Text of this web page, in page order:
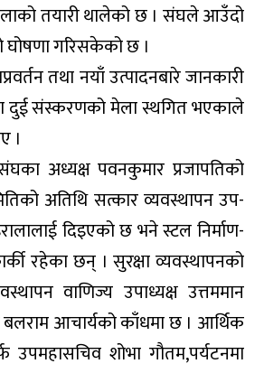
तयारी थालेको छ । संघले आउँदो
घोषणा गरिसकेको छ ।
तथा नयाँ उत्पादनबारे जानकारी
दुई संस्करणको मेला स्थगित भएकाले
।
अध्यक्ष पवनकुमार प्रजापतिको
अतिथि सत्कार व्यवस्थापन उप-
दिइएको छ भने स्टल निर्माण-
रहेका छन् । सुरक्षा व्यवस्थापनको
वाणिज्य उपाध्यक्ष उत्तममान
बलराम आचार्यको काँधमा छ । आर्थिक
उपमहासचिव शोभा गौतम,पर्यटनमा